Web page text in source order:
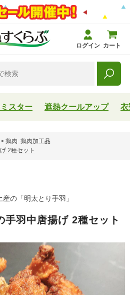
ログイン カート
スター 遮熱クールアップ 衣
> 鶏肉･鶏肉加工品
2種セット
の「明太とり手羽」
手羽中唐揚げ 2種セット